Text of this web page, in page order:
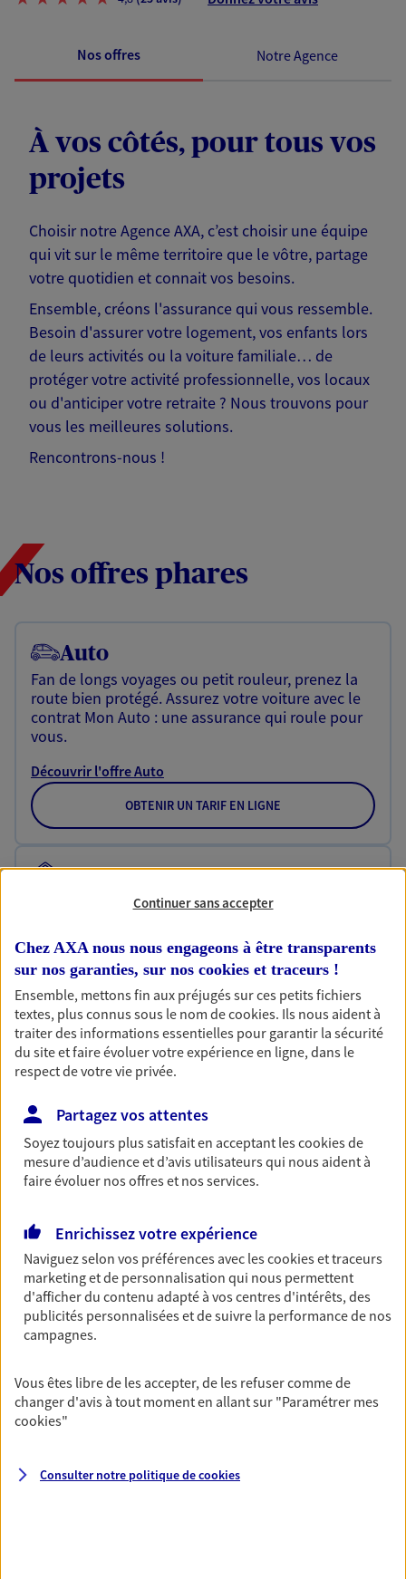
Nos offres Notre Agence
À vos côtés, pour tous vos
projets
Choisir notre Agence AXA, c’est choisir une équipe
qui vit sur le même territoire que le vôtre, partage
votre quotidien et connait vos besoins.
Ensemble, créons l'assurance qui vous ressemble.
Besoin d'assurer votre logement, vos enfants lors
de leurs activités ou la voiture familiale… de
protéger votre activité professionnelle, vos locaux
ou d'anticiper votre retraite ? Nous trouvons pour
vous les meilleures solutions.
Rencontrons-nous !
Nos offres phares
Auto
Fan de longs voyages ou petit rouleur, prenez la
route bien protégé. Assurez votre voiture avec le
contrat Mon Auto : une assurance qui roule pour
vous.
Découvrir l'offre Auto
OBTENIR UN TARIF EN LIGNE
Votre logement est unique, comme vous. Le
protégeant ce qui vous tient à coeur.
Découvrir l'offre Habitation
OBTENIR UN TARIF EN LIGNE
Garantie Accidents de la Vie
Bricoleuse, féru de jardinage, pâtissier en herbe
ou grande lectrice… personne n'est à l'abri d'un
accident du quotidien. Avec Ma Protection
Accident, protégez votre qualité de vie et vos
revenus.
Découvrir l'offre Garantie Accidents de la Vie
OBTENIR UN TARIF EN LIGNE
Multirisque Entreprise
Gagnez en simplicité et en sérénité avec votre
unique pour protéger vos locaux, matériels pro,
équipements et stocks… sans oublier votre
responsabilité civile.
Continuer sans accepter
Chez AXA nous nous engageons à être transparents
sur nos garanties, sur nos cookies et traceurs !
Ensemble, mettons fin aux préjugés sur ces petits fichiers
textes, plus connus sous le nom decookies. Ils nous aident à
traiter des informations essentielles pour garantir la sécurité
du site et faire évoluer votre expérience en ligne, dans le
respect de votre vie privée.
Partagez vos attentes
Soyez toujours plus satisfait en acceptant lescookiesde
mesure d’audience et d’avis utilisateurs qui nous aident à
faire évoluer nos offres et nos services.
Enrichissez votre expérience
Naviguez selon vos préférences avec lescookies et traceurs
marketing et de personnalisation qui nous permettent
d'afficher du contenu adapté à vos centres d'intérêts, des
publicités personnalisées et de suivre la performance de nos
campagnes.
Vous êtes libre de les accepter, de les refuser comme de
changer d'avis à tout moment en allant sur "Paramétrer mes
cookies"
Consulter notre politique decookies